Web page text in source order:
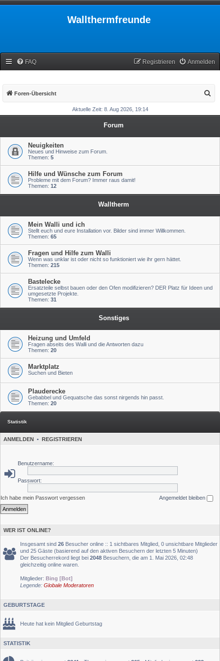
Wallthermfreunde
FAQ Anmelden
Registrieren
Foren-Übersicht
c
Aktuelle Zeit: 8. Aug 2026, 19:14
Forum
Neuigkeiten
Neues und Hinweise zum Forum.
Themen: 5
Hilfe und Wünsche zum Forum
Probleme mit dem Forum? Immer raus damit!
Themen: 12
Walltherm
Mein Walli und ich
Stellt euch und eure Installation vor. Bilder sind immer Willkommen.
Themen: 65
Fragen und Hilfe zum Walli
Wenn was unklar ist oder nicht so funktioniert wie ihr gern hättet.
Themen: 215
Bastelecke
Ersatzteile selbst bauen oder den Ofen modifizieren? DER Platz für Ideen und
umgesetzte Projekte.
Themen: 31
Sonstiges
Heizung und Umfeld
Fragen abseits des Walli und die Antworten dazu
Themen: 20
Marktplatz
Suchen und Bieten
Plauderecke
Gebabbel und Gequatsche das sonst nirgends hin passt.
Themen: 20
Statistik
ANMELDEN • REGISTRIEREN
Benutzername:
Passwort:
Ich habe mein Passwort vergessen Angemeldet bleiben
WER IST ONLINE?
Insgesamt sind 26 Besucher online :: 1 sichtbares Mitglied, 0 unsichtbare Mitglieder
und 25 Gäste (basierend auf den aktiven Besuchern der letzten 5 Minuten)
Der Besucherrekord liegt bei 2048 Besuchern, die am 1. Mai 2026, 02:48
gleichzeitig online waren.
Mitglieder: Bing [Bot]
Legende: Globale Moderatoren
GEBURTSTAGE
Heute hat kein Mitglied Geburtstag
STATISTIK